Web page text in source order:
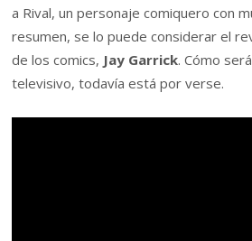
a Rival, un personaje comiquero con
resumen, se lo puede considerar el
de los comics, Jay Garrick. Cómo
televisivo, todavía está por verse.